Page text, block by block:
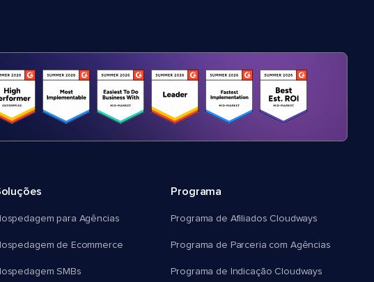
para Agências
de Ecommerce
SMBs
Programa
Programa de Afiliados Cloudways
Programa de Parceria com Agências
Programa de Indicação Cloudways